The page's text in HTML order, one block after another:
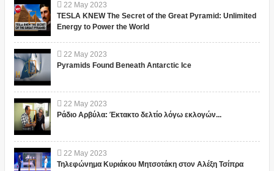
22 May 2023
TESLA KNEW The Secret of the Great Pyramid: Unlimited
Energy to Power the World
22 May 2023
Pyramids Found Beneath Antarctic Ice
22 May 2023
Ράδιο Αρβύλα: Έκτακτο δελτίο λόγω εκλογών...
22 May 2023
Τηλεφώνημα Κυριάκου Μητσοτάκη στον Αλέξη Τσίπρα